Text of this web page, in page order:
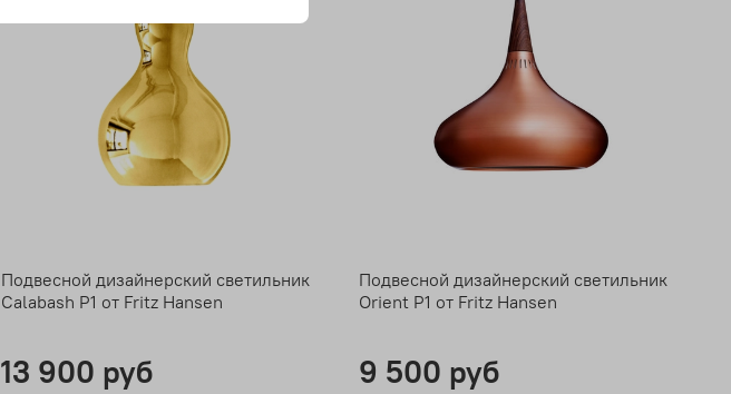
Подвесной дизайнерский светильник
Calabash P1 от Fritz Hansen
13 900 руб
Подвесной дизайнерский светильник
Orient P1 от Fritz Hansen
9 500 руб